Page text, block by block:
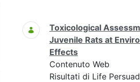
Ricerca
Toxicological
Juvenile Rats at
Effects
Contenuto Web
Risultati di Life